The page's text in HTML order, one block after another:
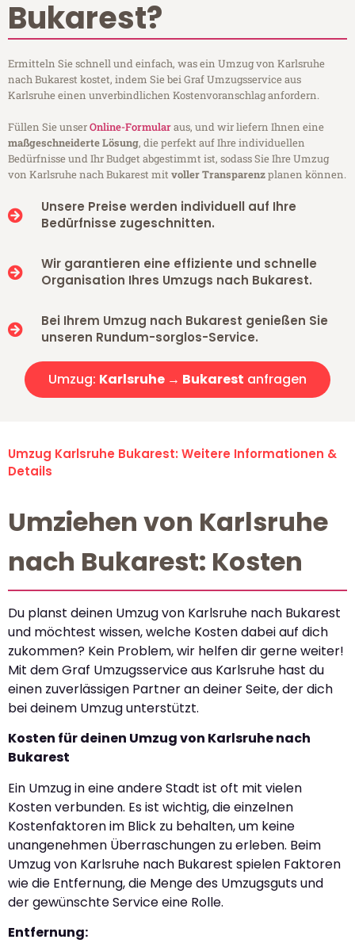
Bukarest?
Ermitteln Sie schnell und einfach, was ein Umzug von Karlsruhe
nach Bukarest kostet, indem Sie bei Graf Umzugsservice aus
Karlsruhe einen unverbindlichen Kostenvoranschlag anfordern.
Füllen Sie unserOnline-Formularaus, und wir liefern Ihnen eine
maßgeschneiderte Lösung, die perfekt auf Ihre individuellen
Bedürfnisse und Ihr Budget abgestimmt ist, sodass Sie Ihre Umzug
von Karlsruhe nach Bukarest mitvoller Transparenzplanen können.
Unsere Preise werden individuell auf Ihre
Bedürfnisse zugeschnitten.
Wir garantieren eine effiziente und schnelle
Organisation Ihres Umzugs nach Bukarest.
Bei Ihrem Umzug nach Bukarest genießen Sie
unseren Rundum-sorglos-Service.
Umzug: Karlsruhe → Bukarest anfragen
Umzug Karlsruhe Bukarest: Weitere Informationen &
Details
Umziehen von Karlsruhe
nach Bukarest: Kosten
Du planst deinen Umzug von Karlsruhe nach Bukarest
und möchtest wissen, welche Kosten dabei auf dich
zukommen? Kein Problem, wir helfen dir gerne weiter!
Mit dem Graf Umzugsservice aus Karlsruhe hast du
einen zuverlässigen Partner an deiner Seite, der dich
bei deinem Umzug unterstützt.
Kosten für deinen Umzug von Karlsruhe nach
Bukarest
Ein Umzug in eine andere Stadt ist oft mit vielen
Kosten verbunden. Es ist wichtig, die einzelnen
Kostenfaktoren im Blick zu behalten, um keine
unangenehmen Überraschungen zu erleben. Beim
Umzug von Karlsruhe nach Bukarest spielen Faktoren
wie die Entfernung, die Menge des Umzugsguts und
der gewünschte Service eine Rolle.
Entfernung: